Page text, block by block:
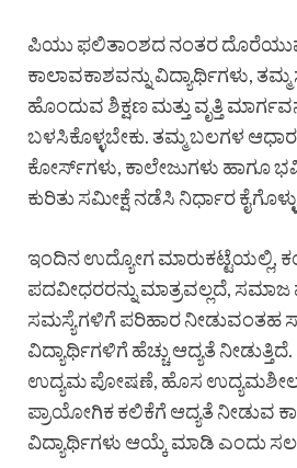
ಪಿಯು ಫಲಿತಾಂಶದ ನಂತರ ದೊರೆಯುವ
ಕಾಲಾವಕಾಶವನ್ನು ವಿದ್ಯಾರ್ಥಿಗಳು,
ಹೊಂದುವ ಶಿಕ್ಷಣ ಮತ್ತು ವೃತ್ತಿ
ಬಳಸಿಕೊಳ್ಳಬೇಕು. ತಮ್ಮ ಬಲಗಳ
ಕೋರ್ಸ್‌ಗಳು, ಕಾಲೇಜುಗಳು ಹಾಗೂ
ಕುರಿತು ಸಮೀಕ್ಷೆ ನಡೆಸಿ ನಿರ್ಧಾರ
ಇಂದಿನ ಉದ್ಯೋಗ ಮಾರುಕಟ್ಟೆಯಲ್ಲಿ,
ಪದವೀಧರರನ್ನು ಮಾತ್ರವಲ್ಲದೆ, ಸಮಾಜ
ಸಮಸ್ಯೆಗಳಿಗೆ ಪರಿಹಾರ ನೀಡುವಂತಹ
ವಿದ್ಯಾರ್ಥಿಗಳಿಗೆ ಹೆಚ್ಚು ಆದ್ಯತೆ
ಉದ್ಯಮ ಪೋಷಣೆ, ಹೊಸ
ಪ್ರಾಯೋಗಿಕ ಕಲಿಕೆಗೆ ಆದ್ಯತೆ ನೀಡುವ
ವಿದ್ಯಾರ್ಥಿಗಳು ಆಯ್ಕೆ ಮಾಡಿ ಎಂದು